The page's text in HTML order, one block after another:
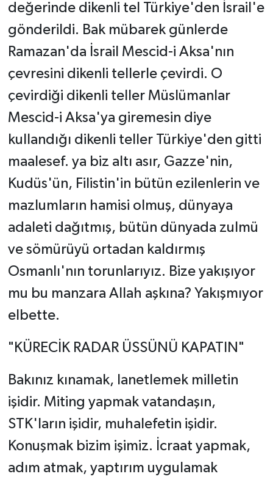
değerinde dikenli tel Türkiye'den İsrail'e
gönderildi. Bak mübarek günlerde
Ramazan'da İsrail Mescid-i Aksa'nın
çevresini dikenli tellerle çevirdi. O
çevirdiği dikenli teller Müslümanlar
Mescid-i Aksa'ya giremesin diye
kullandığı dikenli teller Türkiye'den gitti
maalesef. ya biz altı asır, Gazze'nin,
Kudüs'ün, Filistin'in bütün ezilenlerin ve
mazlumların hamisi olmuş, dünyaya
adaleti dağıtmış, bütün dünyada zulmü
ve sömürüyü ortadan kaldırmış
Osmanlı'nın torunlarıyız. Bize yakışıyor
mu bu manzara Allah aşkına? Yakışmıyor
elbette.
"KÜRECİK RADAR ÜSSÜNÜ KAPATIN"
Bakınız kınamak, lanetlemek milletin
işidir. Miting yapmak vatandaşın,
STK'ların işidir, muhalefetin işidir.
Konuşmak bizim işimiz. İcraat yapmak,
adım atmak, yaptırım uygulamak